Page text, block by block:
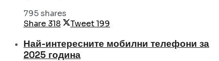
795 shares
Share 318 Tweet199
Най-интересните мобилни телефони за
2025 година